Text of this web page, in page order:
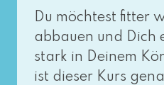
Du möch­test fit­ter
abbau­en und Dich
stark in Deinem
ist die­ser Kurs